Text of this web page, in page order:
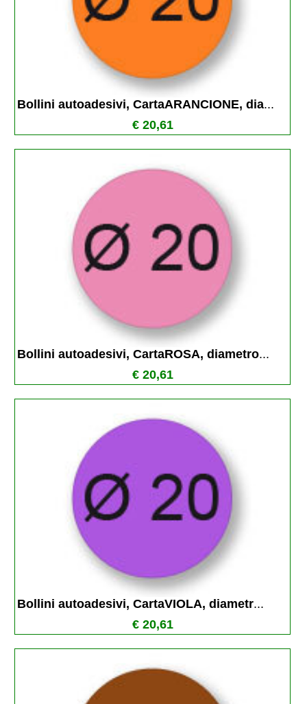
Bollini autoadesivi, CartaARANCIONE, dia...
€ 20,61
Bollini autoadesivi, CartaROSA, diametro...
€ 20,61
Bollini autoadesivi, CartaVIOLA, diametr...
€ 20,61